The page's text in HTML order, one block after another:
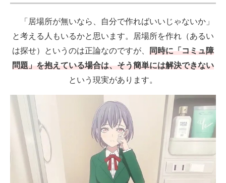
「居場所が無いなら、自分で作ればいいじゃないか」
と考える人もいるかと思います。居場所を作れ（あるい
は探せ）というのは正論なのですが、 同時に「コミュ障
問題」を抱えている場合は、そう簡単には解決できない
という現実があります。